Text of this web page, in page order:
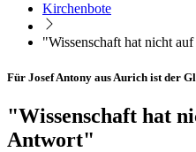
Kirchenbote
"Wissenschaft hat nicht
Für Josef Antony aus Aurich ist der
"Wissenschaft hat
Antwort"